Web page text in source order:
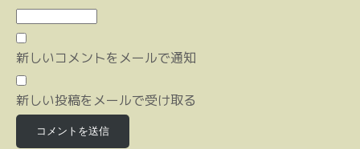
新しいコメントをメールで通知
新しい投稿をメールで受け取る